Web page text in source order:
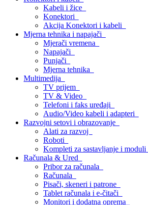
Kabeli i žice
Konektori
Akcija Konektori i kabeli
Mjerna tehnika i napajači
Mjerači vremena
Napajači
Punjači
Mjerna tehnika
Multimedija
TV prijem
TV & Video
Telefoni i faks uređaji
Audio/Video kabeli i adapteri
Razvojni setovi i obrazovanje
Alati za razvoj
Roboti
Kompleti za sastavljanje i moduli
Računala & Ured
Pribor za računala
Računala
Pisači, skeneri i patrone
Tablet računala i e-čitači
Monitori i dodatna oprema